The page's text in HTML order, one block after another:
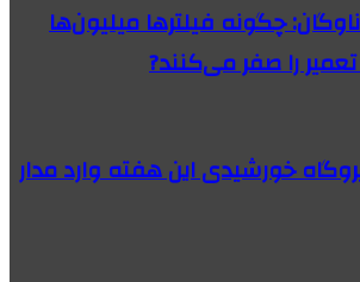
چگونه فیلترها میلیون‌ها
را صفر می‌کنند?
خورشیدی این هفته وارد مدار